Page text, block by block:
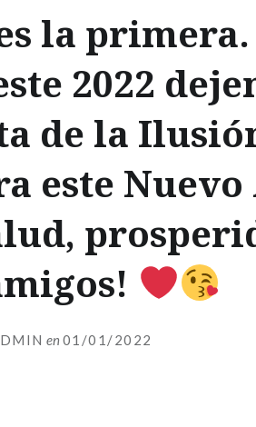
la primera.
2022
de la
este Nuevo
en 01/01/2022